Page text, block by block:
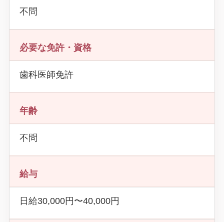
不問
必要な免許・資格
歯科医師免許
年齢
不問
給与
日給30,000円〜40,000円